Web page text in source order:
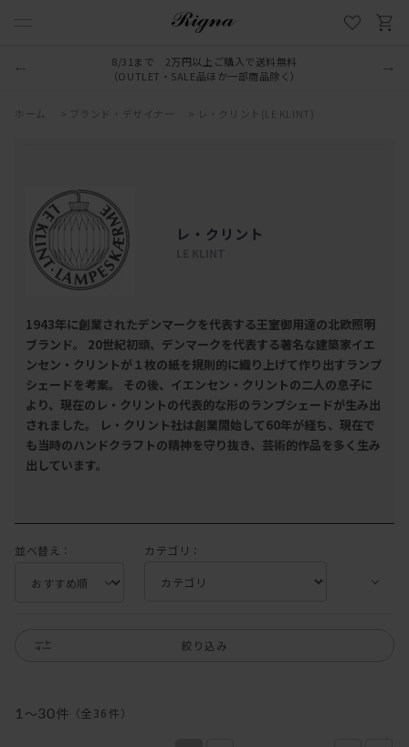
8/31まで 2万円以上ご購入で送料無料
（OUTLET・SALE品ほか一部商品除く）
ホーム ブランド・デザイナー レ・クリント(LE KLINT)
レ・クリント
1943年に創業されたデンマークを代表する王室御用達の北欧照明
ブランド。 20世紀初頭、デンマークを代表する著名な建築家イエ
ンセン・クリントが１枚の紙を規則的に織り上げて作り出すランプ
シェードを考案。 その後、イエンセン・クリントの二人の息子に
より、現在のレ・クリントの代表的な形のランプシェードが生み出
されました。 レ・クリント社は創業開始して60年が経ち、現在で
も当時のハンドクラフトの精神を守り抜き、芸術的作品を多く生み
出しています。
並べ替え： カテゴリ：
絞り込み
1 ～30件 （全36 件）